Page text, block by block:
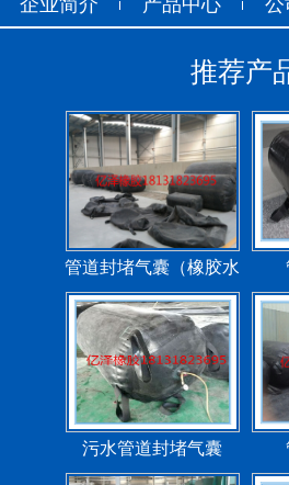
企业简介 产品中心 公
推荐产
管道封堵气囊（橡胶水
堵）
污水管道封堵气囊